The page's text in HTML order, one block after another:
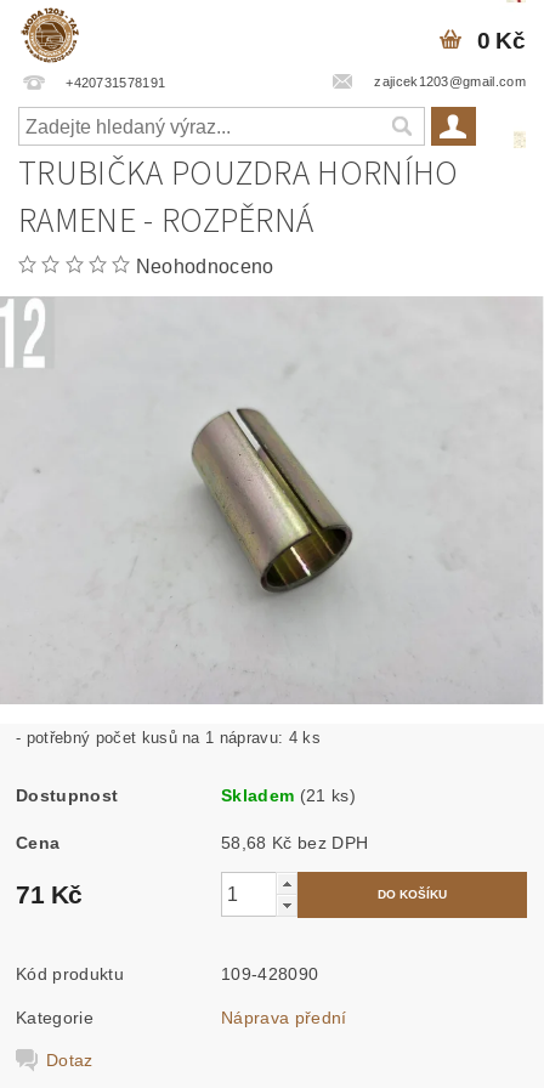
+420731578191 zajicek1203@gmail.com
0 Kč
TRUBIČKA POUZDRA HORNÍHO
RAMENE - ROZPĚRNÁ
Neohodnoceno
- potřebný počet kusů na 1 nápravu: 4 ks
Dostupnost Skladem (21 ks)
Cena 58,68 Kč bez DPH
71 Kč
Kód produktu 109-428090
Kategorie Náprava přední
Dotaz